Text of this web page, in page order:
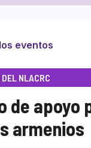
eventos
NLACRC
de apoyo
armenios